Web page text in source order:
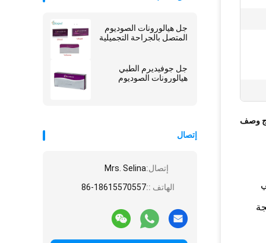
جل هيالورونات الصوديوم
المتصل بالجراحة التجميلية
جل جوفيديرم الطبي
هيالورونات الصوديوم
إتصال
إتصال:Mrs. Selina
الهاتف ::86-18615570557
وصف